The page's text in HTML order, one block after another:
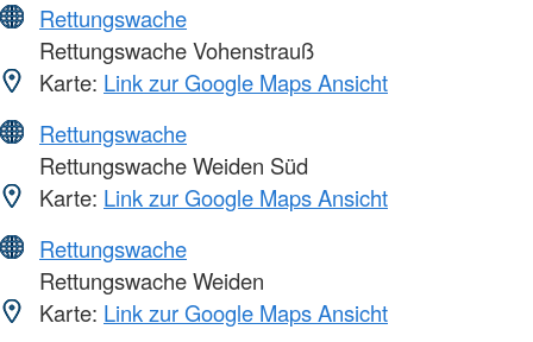
Rettungswache
Rettungswache Vohenstrauß
Karte: Link zur Google Maps Ansicht
Rettungswache
Rettungswache Weiden Süd
Karte: Link zur Google Maps Ansicht
Rettungswache
Rettungswache Weiden
Karte: Link zur Google Maps Ansicht